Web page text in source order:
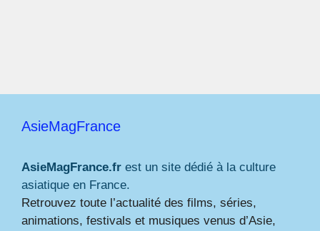
AsieMagFrance
AsieMagFrance.fr est un site dédié à la culture
asiatique en France.
Retrouvez toute l’actualité des films, séries,
animations, festivals et musiques venus d’Asie,